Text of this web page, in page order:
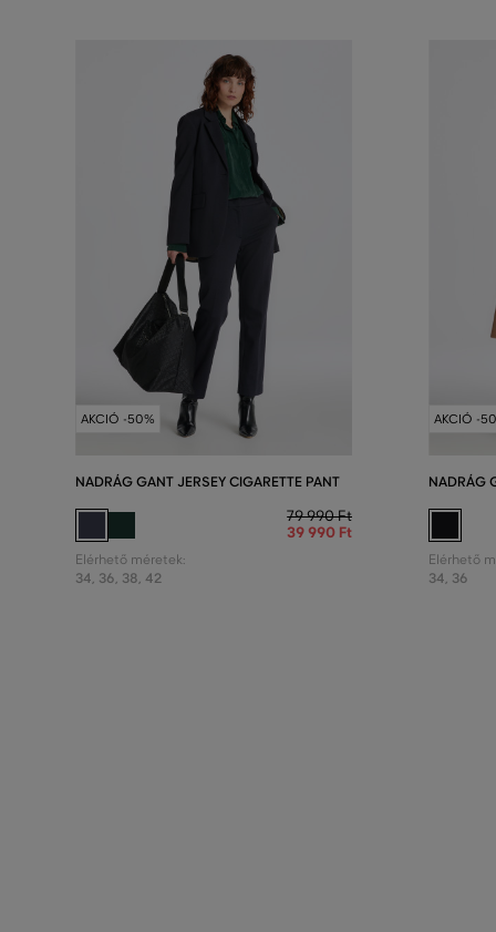
AKCIÓ -50%
NADRÁG GANT JERSEY CIGARETTE PANT
79 990 Ft
39 990 Ft
Elérhető méretek:
34, 36, 38, 42
AKCIÓ -
NADRÁG
Elérhető
34, 36